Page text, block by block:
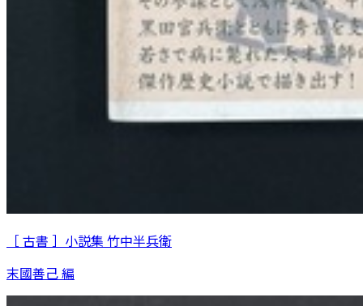
［ 古書 ］小説集 竹中半兵衛
末國善己 編